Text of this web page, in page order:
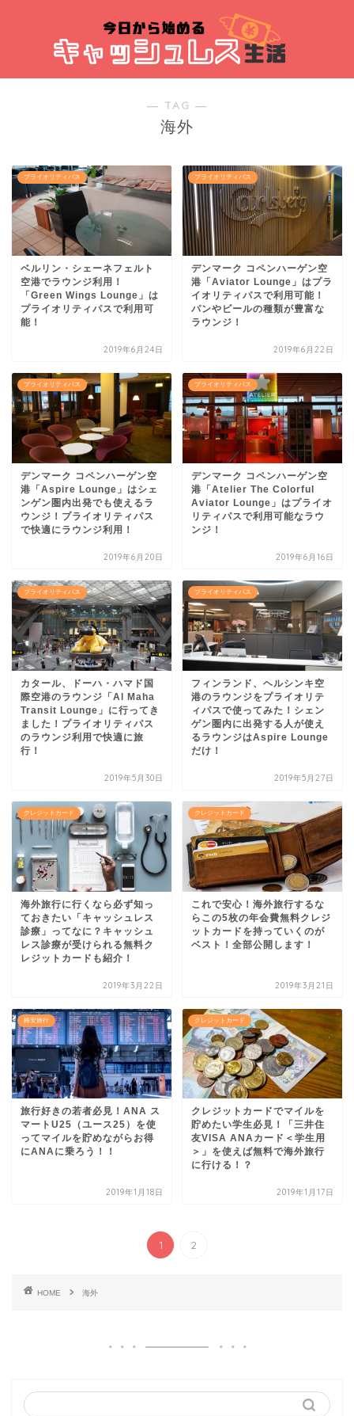
― TAG ―
海外
プライオリティパス
ベルリン・シェーネフェルト
空港でラウンジ利用！
「Green Wings Lounge」は
プライオリティパスで利用可
能！
2019年6月24日
プライオリティパス
デンマーク コペンハーゲン空
港「Aviator Lounge」はプラ
イオリティパスで利用可能！
パンやビールの種類が豊富な
ラウンジ！
2019年6月22日
プライオリティパス
デンマーク コペンハーゲン空
港「Aspire Lounge」はシェ
ンゲン圏内出発でも使えるラ
ウンジ！プライオリティパス
で快適にラウンジ利用！
2019年6月20日
プライオリティパス
デンマーク コペンハーゲン空
港「Atelier The Colorful
Aviator Lounge」はプライオ
リティパスで利用可能なラウ
ンジ！
2019年6月16日
プライオリティパス
カタール、ドーハ・ハマド国
際空港のラウンジ「Al Maha
Transit Lounge」に行ってき
ました！プライオリティパス
のラウンジ利用で快適に旅
行！
2019年5月30日
プライオリティパス
フィンランド、ヘルシンキ空
港のラウンジをプライオリテ
ィパスで使ってみた！シェン
ゲン圏内に出発する人が使え
るラウンジはAspire Lounge
だけ！
2019年5月27日
クレジットカード
海外旅行に行くなら必ず知っ
ておきたい「キャッシュレス
診療」ってなに？キャッシュ
レス診療が受けられる無料ク
レジットカードも紹介！
2019年3月22日
クレジットカード
これで安心！海外旅行するな
らこの5枚の年会費無料クレジ
ットカードを持っていくのが
ベスト！全部公開します！
2019年3月21日
格安旅行
旅行好きの若者必見！ANA ス
マートU25（ユース25）を使
ってマイルを貯めながらお得
にANAに乗ろう！！
2019年1月18日
クレジットカード
クレジットカードでマイルを
貯めたい学生必見！「三井住
友VISA ANAカード＜学生用
＞」を使えば無料で海外旅行
に行ける！？
2019年1月17日
1 2
HOME 海外